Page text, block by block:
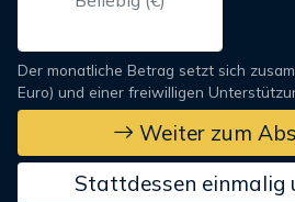
Der monatliche Betrag setzt sich
Euro) und einer freiwilligen
Weiter zum
Stattdessen einmalig